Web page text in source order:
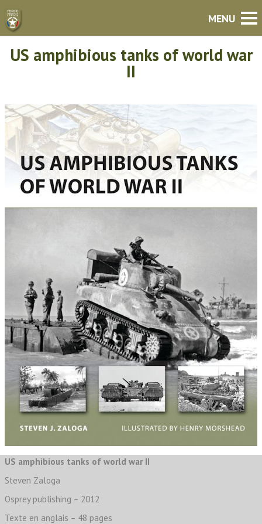
US amphibious tanks of world war
II
US amphibious tanks of world war II
Steven Zaloga
Osprey publishing – 2012
Texte en anglais – 48 pages